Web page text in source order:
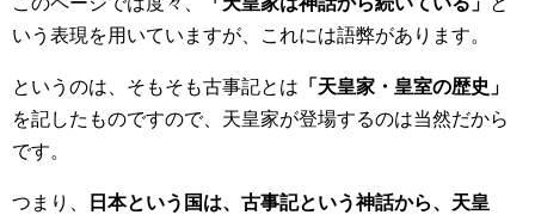
いう表現を用いていますが、これには語弊があります。
というのは、そもそも古事記とは 「天皇家・皇室の歴史」
を記したものですので、天皇家が登場するのは当然だから
です。
つまり、
日本という国は、古事記という神話から、天皇